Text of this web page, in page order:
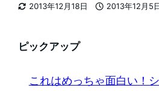
2013年12月18日
2013年12月5
者
ピックアップ
これはめっちゃ面白い！